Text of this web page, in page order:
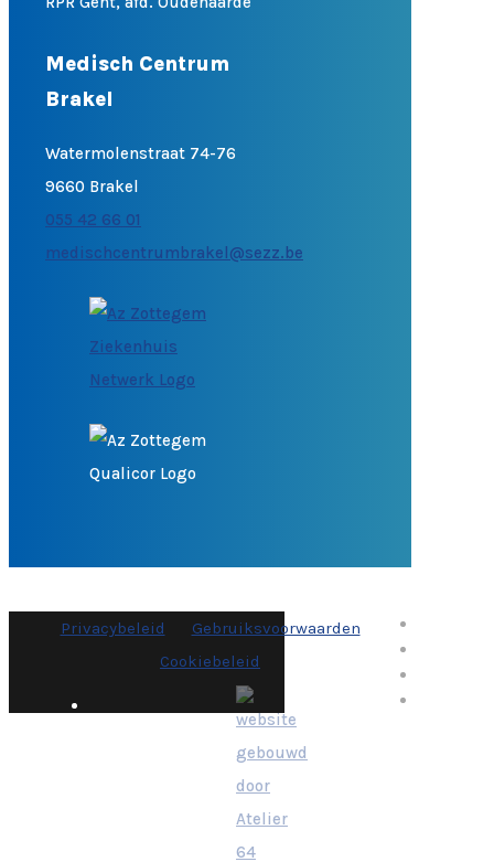
Medisch Centrum
Brakel
Watermolenstraat 74-76
9660 Brakel
055 42 66 01
medischcentrumbrakel@sezz.be
Privacybeleid
Gebruiksvoorwaarden
Cookiebeleid